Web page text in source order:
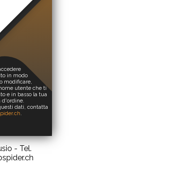
in modo
modificare,
utente che ti
e in basso la tua
d'ordine.
dati, contatta
- Tel.